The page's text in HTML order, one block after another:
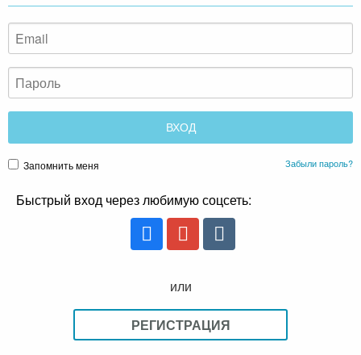
Запомнить меня Забыли пароль?
Быстрый вход через любимую соцсеть:
или
РЕГИСТРАЦИЯ